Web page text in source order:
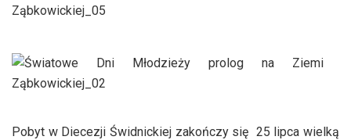
Pobyt w Diecezji Świdnickiej zakończy się 25 lipca wielką